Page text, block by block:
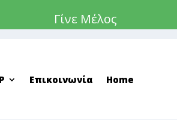
Γίνε Μέλος
Επικοινωνία Home